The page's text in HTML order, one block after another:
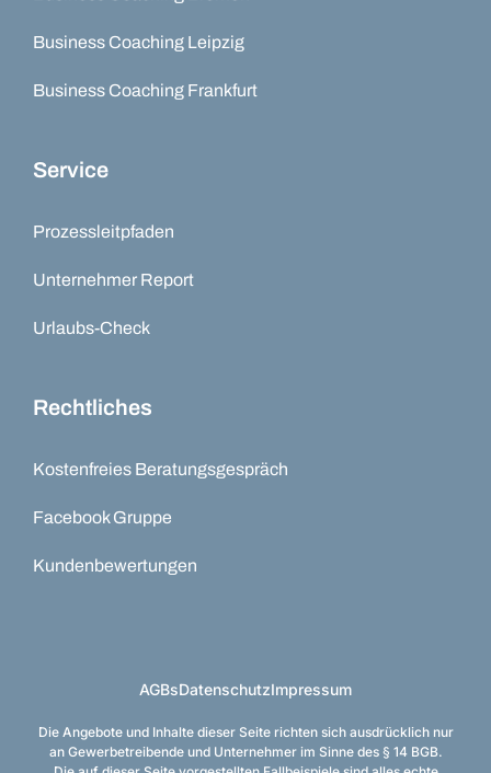
Business Coaching Leipzig
Business Coaching Frankfurt
Service
Prozessleitpfaden
Unternehmer Report
Urlaubs-Check
Rechtliches
Kostenfreies Beratungsgespräch
Facebook Gruppe
Kundenbewertungen
AGBsDatenschutzImpressum
Die Angebote und Inhalte dieser Seite richten sich ausdrücklich nur
an Gewerbetreibende und Unternehmer im Sinne des § 14 BGB.